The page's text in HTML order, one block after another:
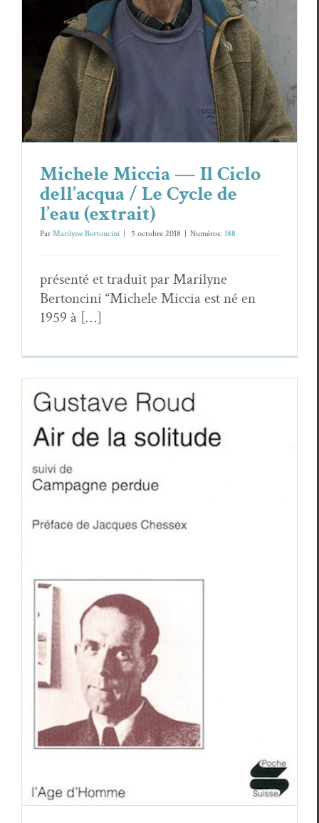
Le Cycle de l’eau (extrait)
Chroniques Michele Mic­cia
Michele Miccia — Il Ciclo
dell’acqua / Le Cycle de
l’eau (extrait)
ParMarilyne Bertoncini 5 octo­bre 2018 Numéros: 188
présen­té et traduit par Mar­i­lyne
Bertonci­ni “Michele Mic­cia est né en
1959 à […]
Le « roman » du poète Gustave Roud
Essais & Chroniques